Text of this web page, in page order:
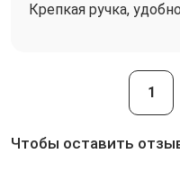
Крепкая ручка,
1
Чтобы оставить